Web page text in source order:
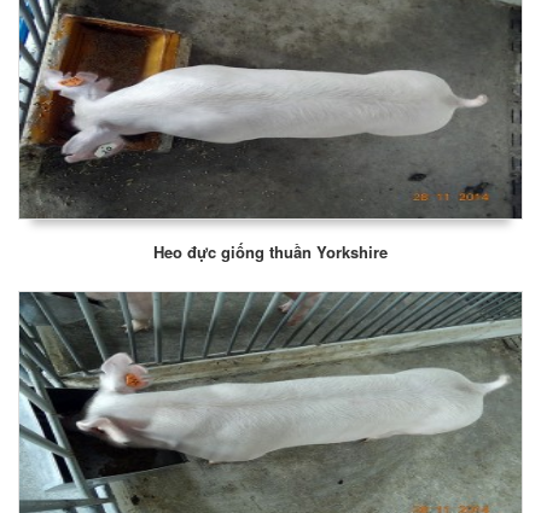
Heo đực giống thuần Yorkshire